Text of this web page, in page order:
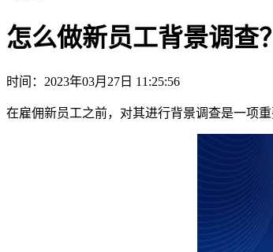
怎么做新员工背景调查？
时间：2023年03月27日 11:25:56
在雇佣新员工之前，对其进行背景调查是一项